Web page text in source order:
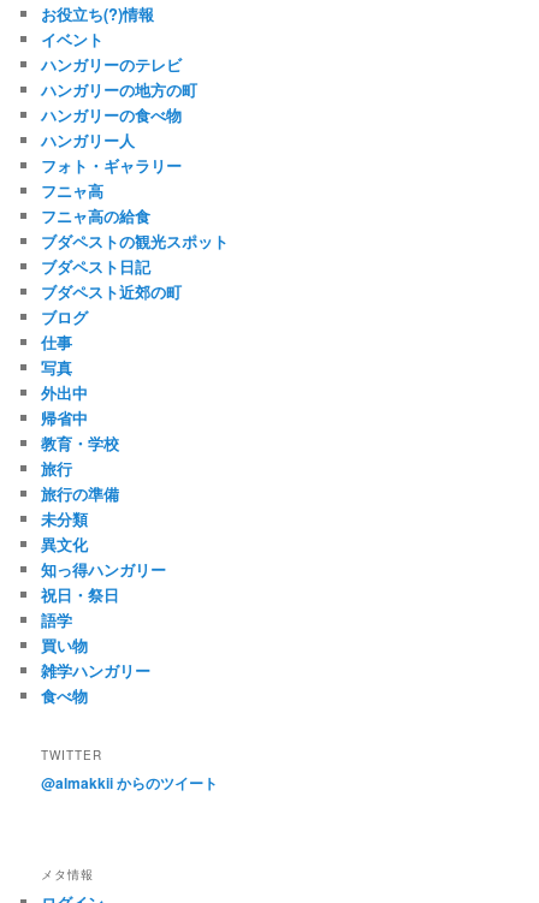
お役立ち(?)情報
イベント
ハンガリーのテレビ
ハンガリーの地方の町
ハンガリーの食べ物
ハンガリー人
フォト・ギャラリー
フニャ高
フニャ高の給食
ブダペストの観光スポット
ブダペスト日記
ブダペスト近郊の町
ブログ
仕事
写真
外出中
帰省中
教育・学校
旅行
旅行の準備
未分類
異文化
知っ得ハンガリー
祝日・祭日
語学
買い物
雑学ハンガリー
食べ物
TWITTER
@almakkii からのツイート
メタ情報